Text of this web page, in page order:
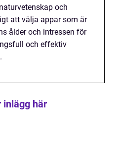
och
att välja appar som är
ålder och intressen för
och effektiv
inlägg här